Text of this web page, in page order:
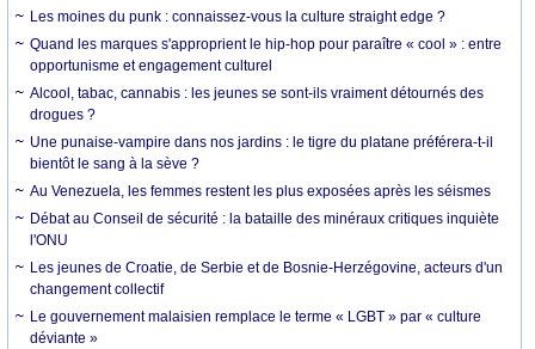
Les moines du punk : connaissez-vous la culture straight edge ?
Quand les marques s'approprient le hip-hop pour paraître « cool » : entre
opportunisme et engagement culturel
Alcool, tabac, cannabis : les jeunes se sont-ils vraiment détournés des
drogues ?
Une punaise-vampire dans nos jardins : le tigre du platane préférera-t-il
bientôt le sang à la sève ?
Au Venezuela, les femmes restent les plus exposées après les séismes
Débat au Conseil de sécurité : la bataille des minéraux critiques inquiète
l'ONU
Les jeunes de Croatie, de Serbie et de Bosnie-Herzégovine, acteurs d'un
changement collectif
Le gouvernement malaisien remplace le terme « LGBT » par « culture
déviante »